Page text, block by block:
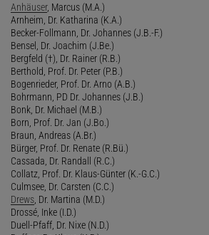
Anhäuser, Marcus (M.A.)
Arnheim, Dr. Katharina (K.A.)
Becker-Follmann, Dr. Johannes (J.B.-F.)
Bensel, Dr. Joachim (J.Be.)
Bergfeld (†), Dr. Rainer (R.B.)
Berthold, Prof. Dr. Peter (P.B.)
Bogenrieder, Prof. Dr. Arno (A.B.)
Bohrmann, PD Dr. Johannes (J.B.)
Bonk, Dr. Michael (M.B.)
Born, Prof. Dr. Jan (J.Bo.)
Braun, Andreas (A.Br.)
Bürger, Prof. Dr. Renate (R.Bü.)
Cassada, Dr. Randall (R.C.)
Collatz, Prof. Dr. Klaus-Günter (K.-G.C.)
Culmsee, Dr. Carsten (C.C.)
Drews , Dr. Martina (M.D.)
Drossé, Inke (I.D.)
Duell-Pfaff, Dr. Nixe (N.D.)